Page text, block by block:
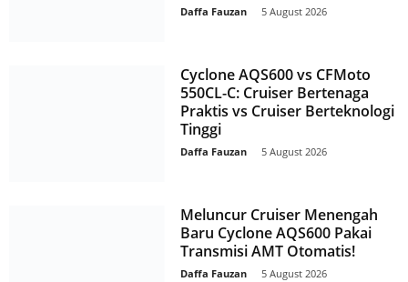
Daffa Fauzan 5 August 2026
Cyclone AQS600 vs CFMoto
550CL-C: Cruiser Bertenaga
Praktis vs Cruiser Berteknologi
Tinggi
Daffa Fauzan 5 August 2026
Meluncur Cruiser Menengah
Baru Cyclone AQS600 Pakai
Transmisi AMT Otomatis!
Daffa Fauzan 5 August 2026